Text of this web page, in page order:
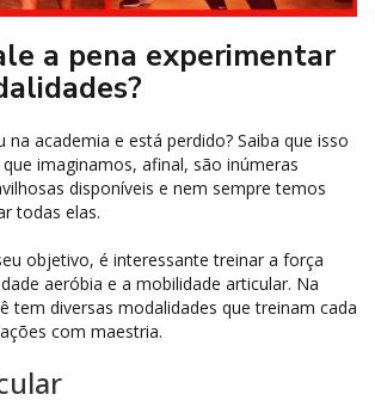
a pena experimentar
na academia e está perdido? Saiba que isso
imaginamos, afinal, são inúmeras
disponíveis e nem sempre temos
todas elas.
objetivo, é interessante treinar a força
aeróbia e a mobilidade articular. Na
tem diversas modalidades que treinam cada
com maestria.